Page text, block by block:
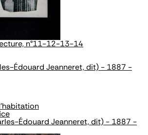
n°11-12-13-14
Édouard Jeanneret, dit) - 1887 -
Édouard Jeanneret, dit) - 1887 -